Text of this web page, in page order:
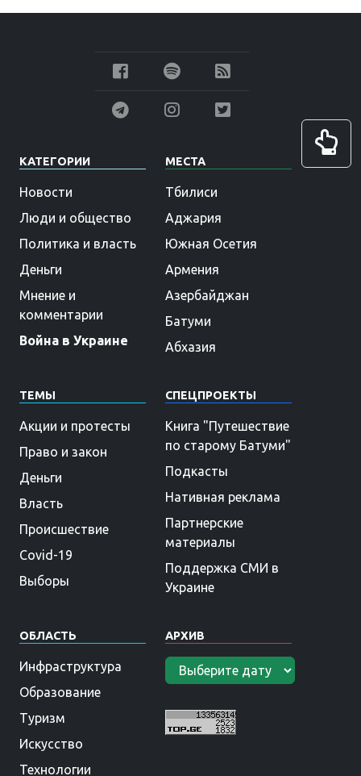
КАТЕГОРИИ
Новости
Люди и общество
Политика и власть
Деньги
Мнение и
комментарии
Война в Украине
МЕСТА
Тбилиси
Аджария
Южная Осетия
Армения
Азербайджан
Батуми
Абхазия
ТЕМЫ
Акции и протесты
Право и закон
Деньги
Власть
Происшествие
Covid-19
Выборы
СПЕЦПРОЕКТЫ
Книга "Путешествие
по старому Батуми"
Подкасты
Нативная реклама
Партнерские
материалы
Поддержка СМИ в
Украине
ОБЛАСТЬ
Инфраструктура
Образование
Туризм
Искусство
Технологии
АРХИВ